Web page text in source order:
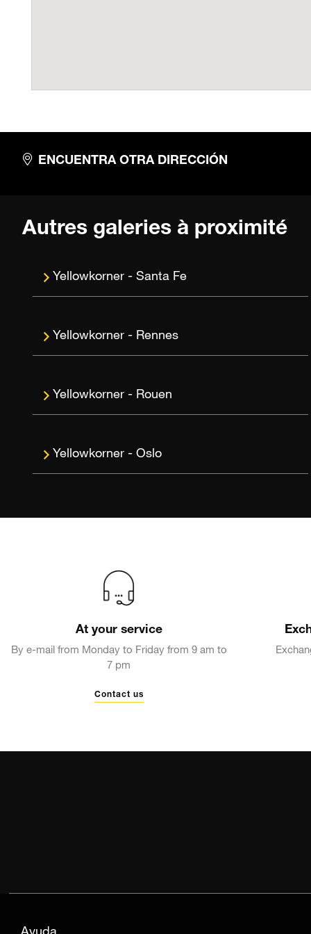
ENCUENTRA OTRA DIRECCIÓN
Autres galeries à proximité
Santa Fe
Rennes
Rouen
Oslo
At your service
By e-mail from Monday to Friday from 9 am to
7 pm
Contact us